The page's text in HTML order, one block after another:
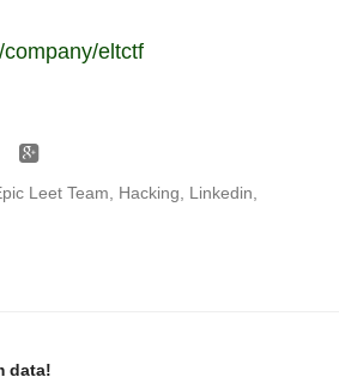
eltctf
Google+
Leet Team Hacking Linkedin
data!